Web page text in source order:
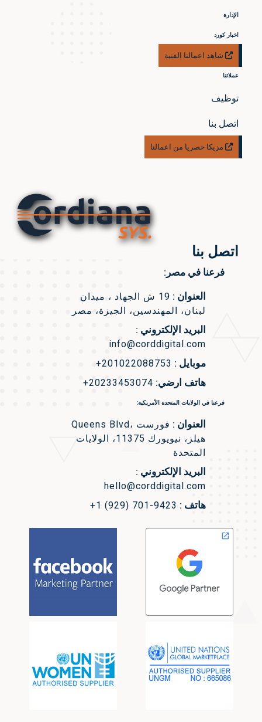
الإدارة
اخبار كورد
شاهد اعمالنا الفنية
عملائنا
توظيف
اتصل بنا
مزيكا حصريا من اعمالنا
اتصل بنا
فرعنا في مصر:
العنوان :
19 ش الجهاد ، ميدان
لبنان، المهندسين، الجيزة، مصر
البريد الإلكتروني :
info@corddigital.com
موبايل : +201022088753
هاتف ارضي: +20233453074
فرعنا في الولايات المتحده الأمريكية:
العنوان :
Queens Blvd، فورست
هيلز، نيويورك 11375، الولايات
المتحدة
البريد الإلكتروني :
hello@corddigital.com
هاتف : +1 (929) 701-9423